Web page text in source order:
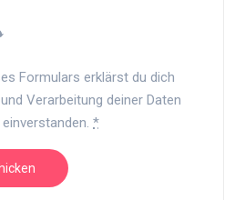
Formulars erklärst du dich
Verarbeitung deiner Daten
*